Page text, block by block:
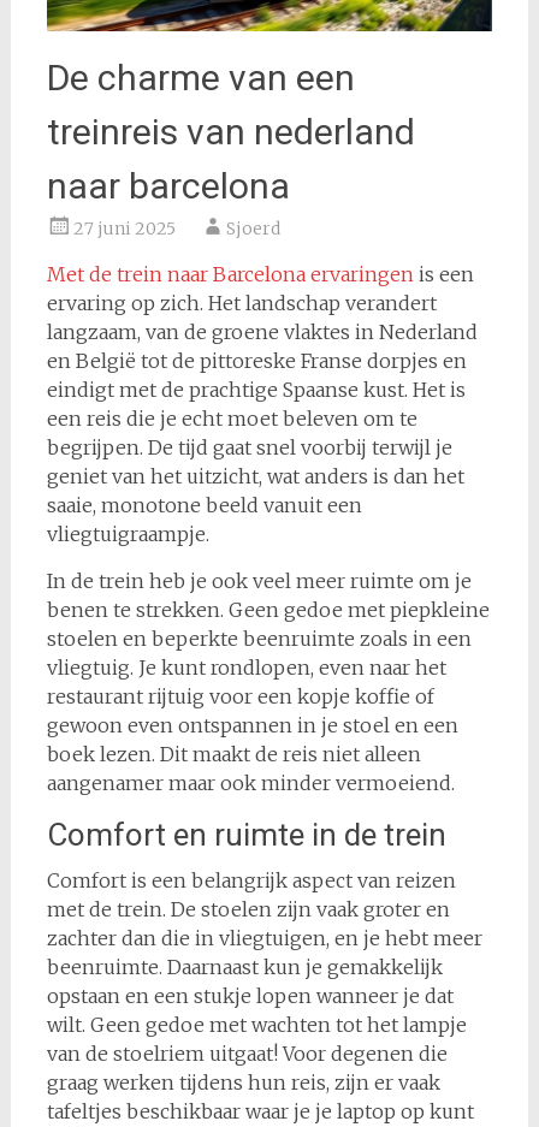
De charme van een
treinreis van nederland
naar barcelona
27 juni 2025 Sjoerd
Met de trein naar Barcelona ervaringenis een
ervaring op zich. Het landschap verandert
langzaam, van de groene vlaktes in Nederland
en België tot de pittoreske Franse dorpjes en
eindigt met de prachtige Spaanse kust. Het is
een reis die je echt moet beleven om te
begrijpen. De tijd gaat snel voorbij terwijl je
geniet van het uitzicht, wat anders is dan het
saaie, monotone beeld vanuit een
vliegtuigraampje.
In de trein heb je ook veel meer ruimte om je
benen te strekken. Geen gedoe met piepkleine
stoelen en beperkte beenruimte zoals in een
vliegtuig. Je kunt rondlopen, even naar het
restaurant rijtuig voor een kopje koffie of
gewoon even ontspannen in je stoel en een
boek lezen. Dit maakt de reis niet alleen
aangenamer maar ook minder vermoeiend.
Comfort en ruimte in de trein
Comfort is een belangrijk aspect van reizen
met de trein. De stoelen zijn vaak groter en
zachter dan die in vliegtuigen, en je hebt meer
beenruimte. Daarnaast kun je gemakkelijk
opstaan en een stukje lopen wanneer je dat
wilt. Geen gedoe met wachten tot het lampje
van de stoelriem uitgaat! Voor degenen die
graag werken tijdens hun reis, zijn er vaak
tafeltjes beschikbaar waar je je laptop op kunt